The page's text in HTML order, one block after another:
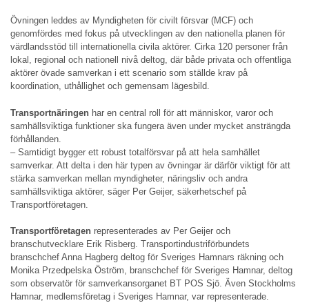
Övningen leddes av Myndigheten för civilt försvar (MCF) och
genomfördes med fokus på utvecklingen av den nationella planen för
värdlandsstöd till internationella civila aktörer. Cirka 120 personer från
lokal, regional och nationell nivå deltog, där både privata och offentliga
aktörer övade samverkan i ett scenario som ställde krav på
koordination, uthållighet och gemensam lägesbild.
Transportnäringen har en central roll för att människor, varor och
samhällsviktiga funktioner ska fungera även under mycket ansträngda
förhållanden.
– Samtidigt bygger ett robust totalförsvar på att hela samhället
samverkar. Att delta i den här typen av övningar är därför viktigt för att
stärka samverkan mellan myndigheter, näringsliv och andra
samhällsviktiga aktörer, säger Per Geijer, säkerhetschef på
Transportföretagen.
Transportföretagen representerades av Per Geijer och
branschutvecklare Erik Risberg. Transportindustriförbundets
branschchef Anna Hagberg deltog för Sveriges Hamnars räkning och
Monika Przedpelska Öström, branschchef för Sveriges Hamnar, deltog
som observatör för samverkansorganet BT POS Sjö. Även Stockholms
Hamnar, medlemsföretag i Sveriges Hamnar, var representerade.